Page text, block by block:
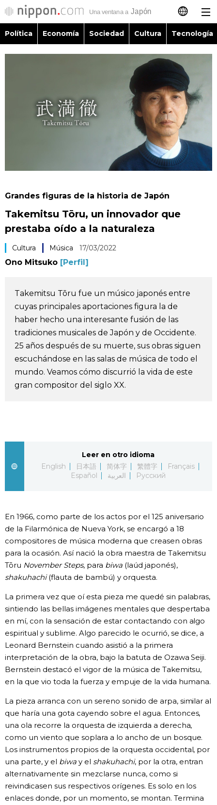
日本語
English
简体字
繁體字
Français
العربية
Economía
Vida
Guía de Japón
En profundidad
Más
Noticias official SNS
Política Economía Sociedad Cultura Tecnología
Grandes figuras de la historia de Japón
Takemitsu Tōru, un innovador que
prestaba oído a la naturaleza
Cultura Música 17/03/2022
Ono Mitsuko [Perfil]
Takemitsu Tōru fue un músico japonés entre
cuyas principales aportaciones figura la de
haber hecho una interesante fusión de las
tradiciones musicales de Japón y de Occidente.
25 años después de su muerte, sus obras siguen
escuchándose en las salas de música de todo el
mundo. Veamos cómo discurrió la vida de este
gran compositor del siglo XX.
Leer en otro idioma
English
日本語 简体字 繁體字
Français
Español
العربية Русский
En 1966, como parte de los actos por el 125 aniversario
de la Filarmónica de Nueva York, se encargó a 18
compositores de música moderna que creasen obras
para la ocasión. Así nació la obra maestra de Takemitsu
Tōru November Steps, para biwa(laúd japonés),
shakuhachi(flauta de bambú) y orquesta.
La primera vez que oí esta pieza me quedé sin palabras,
sintiendo las bellas imágenes mentales que despertaba
en mí, con la sensación de estar contactando con algo
espiritual y sublime. Algo parecido le ocurrió, se dice, a
Leonard Bernstein cuando asistió a la primera
interpretación de la obra, bajo la batuta de Ozawa Seiji.
Bernstein destacó el vigor de la música de Takemitsu,
en la que vio toda la fuerza y empuje de la vida humana.
La pieza arranca con un sereno sonido de arpa, similar al
que haría una gota cayendo sobre el agua. Entonces,
una ola recorre la orquesta de izquierda a derecha,
como un viento que soplara a lo ancho de un bosque.
Los instrumentos propios de la orquesta occidental, por
una parte, y el biway el shakuhachi, por la otra, entran
alternativamente sin mezclarse nunca, como si
reivindicasen sus respectivos orígenes. Es solo en los
enlaces donde, por un momento, se montan. Termina